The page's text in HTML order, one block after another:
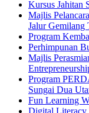
Kursus Jahitan
Majlis
Jalur Gemilang
Program
Perhimpunan
Majlis
Program
Sungai Dua
Fun Learning
Digital Literacy